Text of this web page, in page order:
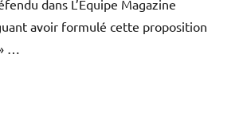
dans L’Equipe Magazine
avoir formulé cette proposition
…